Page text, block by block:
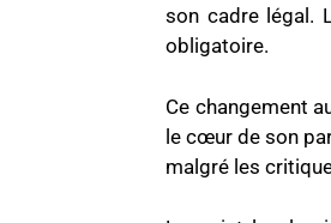
son cadre légal.
obligatoire.
Ce changement
le cœur de son
malgré les